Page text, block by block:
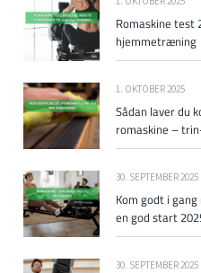
Romaskine test
hjemmetræning
1. OKTOBER 2025
Sådan laver du
romaskine –
30. SEPTEMBER 2025
Kom godt i
en god start
30. SEPTEMBER 2025